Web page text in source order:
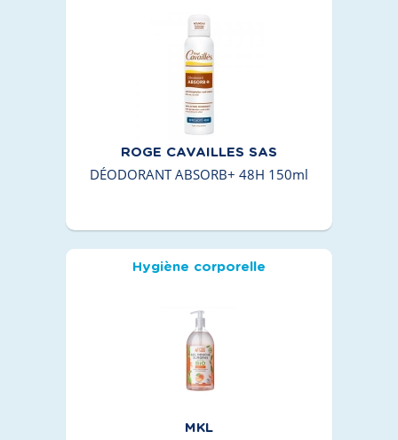
ROGE CAVAILLES SAS
DÉODORANT ABSORB+ 48H 150ml
Hygiène corporelle
MKL